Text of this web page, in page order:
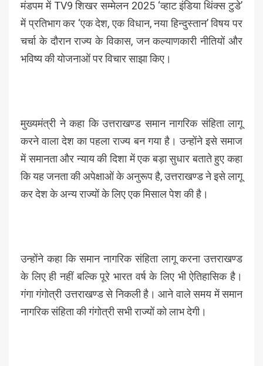
मंडपम में TV9 शिखर सम्मेलन 2025 ‘व्हाट इंडिया थिंक्स टुडे’
में प्रतिभाग कर ‘एक देश, एक विधान, नया हिन्दुस्तान’ विषय पर
चर्चा के दौरान राज्य के विकास, जन कल्याणकारी नीतियों और
भविष्य की योजनाओं पर विचार साझा किए।
मुख्यमंत्री ने कहा कि उत्तराखण्ड समान नागरिक संहिता लागू
करने वाला देश का पहला राज्य बन गया है। उन्होंने इसे समाज
में समानता और न्याय की दिशा में एक बड़ा सुधार बताते हुए कहा
कि यह जनता की अपेक्षाओं के अनुरूप है, उत्तराखण्ड ने इसे लागू
कर देश के अन्य राज्यों के लिए एक मिसाल पेश की है।
उन्होंने कहा कि समान नागरिक संहिता लागू करना उत्तराखण्ड
के लिए ही नहीं बल्कि पूरे भारत वर्ष के लिए भी ऐतिहासिक है।
गंगा गंगोत्री उत्तराखण्ड से निकली है। आने वाले समय में समान
नागरिक संहिता की गंगोत्री सभी राज्यों को लाभ देगी।